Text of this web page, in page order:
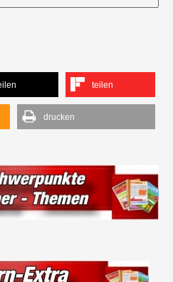
teilen
drucken